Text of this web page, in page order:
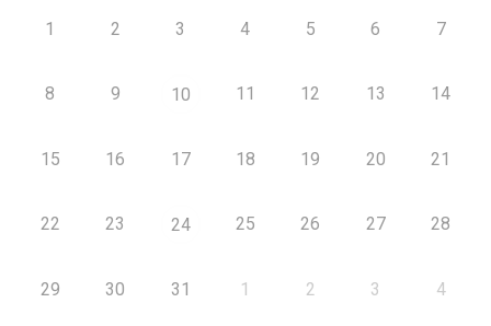
1 2 3 4 5 6 7
8 9 10 11 12 13 14
15 16 17 18 19 20 21
22 23 24 25 26 27 28
29 30 31 1 2 3 4